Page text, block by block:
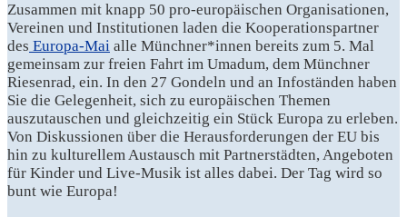
Zusammen mit knapp 50 pro-europäischen Organisationen,
Vereinen und Institutionen laden die Kooperationspartner
des Europa-Mai alle Münchner*innen bereits zum 5. Mal
gemeinsam zur freien Fahrt im Umadum, dem Münchner
Riesenrad, ein. In den 27 Gondeln und an Infoständen haben
Sie die Gelegenheit, sich zu europäischen Themen
auszutauschen und gleichzeitig ein Stück Europa zu erleben.
Von Diskussionen über die Herausforderungen der EU bis
hin zu kulturellem Austausch mit Partnerstädten, Angeboten
für Kinder und Live-Musik ist alles dabei. Der Tag wird so
bunt wie Europa!